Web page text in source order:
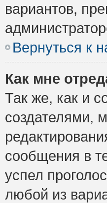
вариантов,
Вернуться к
Как мне
Так же, как и
создателями,
сообщения в
успел
любой из